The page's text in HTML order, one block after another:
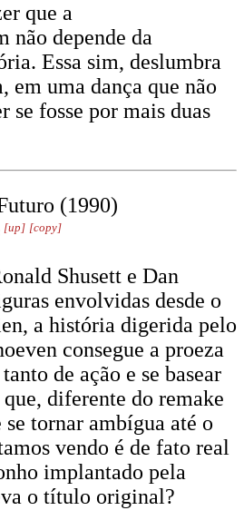
que a
não depende da
Essa sim, deslumbra
em uma dança que não
se fosse por mais duas
(1990)
[up] [copy]
Shusett e Dan
envolvidas desde o
a história digerida pelo
consegue a proeza
de ação e se basear
diferente do remake
se tornar ambígua até o
vendo é de fato real
implantado pela
o título original?